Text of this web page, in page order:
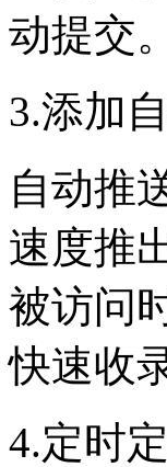
动提交。
3.添加
自动推
速度推
被访问
快速收
4.定时